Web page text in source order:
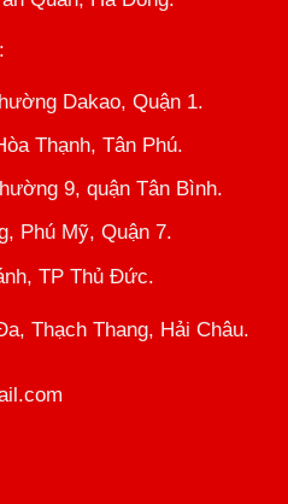
:
Dakao, Quận 1.
Thạnh, Tân Phú.
9, quận Tân Bình.
Phú Mỹ, Quận 7.
TP Thủ Đức.
Thạch Thang, Hải Châu.